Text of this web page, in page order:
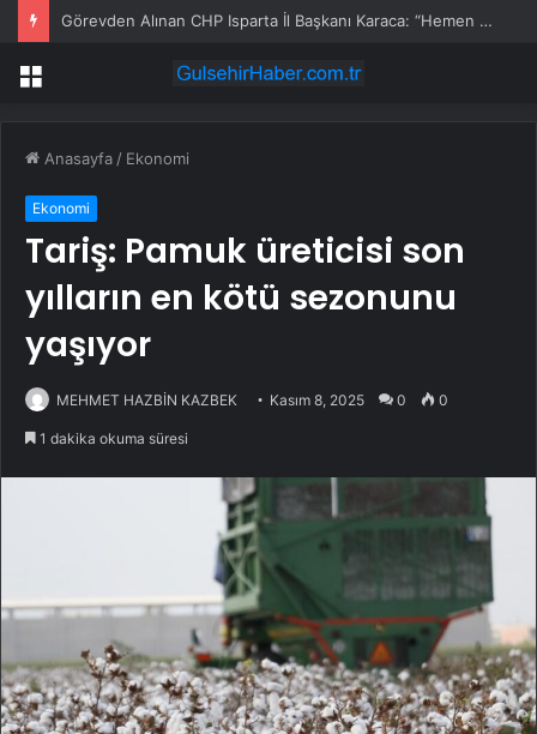
Görevden Alınan CHP Isparta İl Başkanı Karaca: “Hemen Geçiş Yapacağız”
Menü
Anasayfa / Ekonomi
Ekonomi
Tariş: Pamuk üreticisi son
yılların en kötü sezonunu
yaşıyor
MEHMET HAZBİN KAZBEK Kasım 8, 2025 0 0
1 dakika okuma süresi